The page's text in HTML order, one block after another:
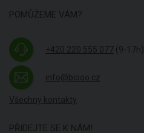
POMŮŽEME VÁM?
+420 220 555 077 (9-17h)
info@biooo.cz
Všechny kontakty
PŘIDEJTE SE K NÁM!